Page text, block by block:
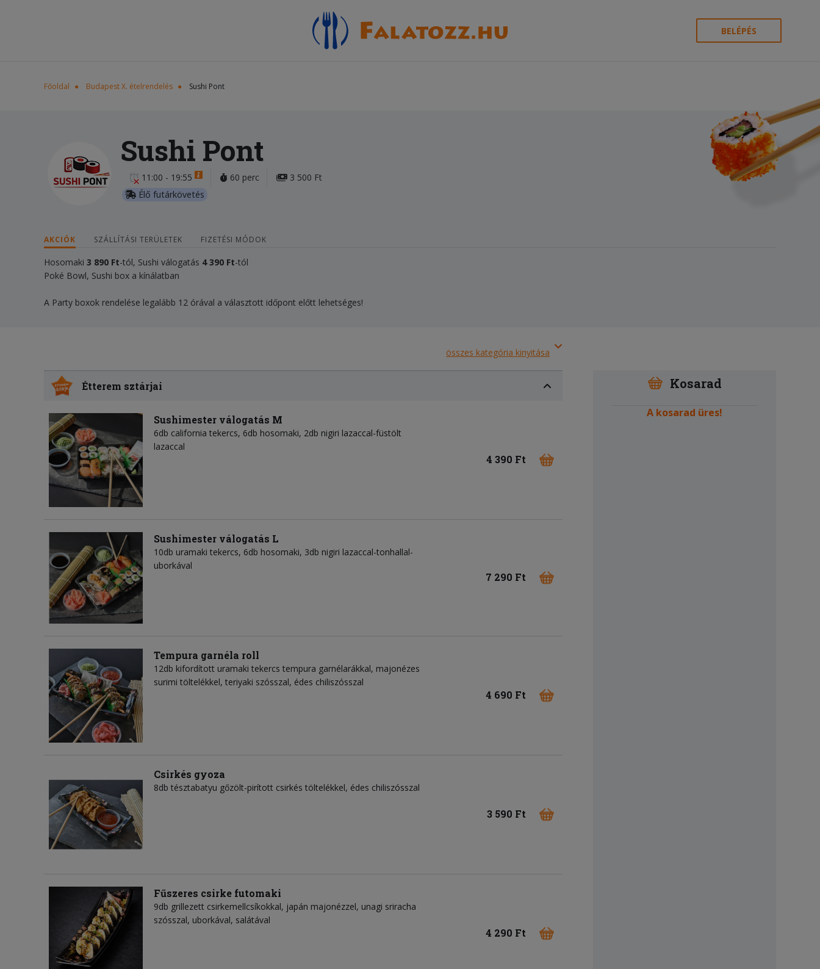
BELÉPÉS
Főoldal Budapest X. ételrendelés Sushi Pont
Sushi Pont
11:00 - 19:55 60 perc
3 500 Ft
Élő futárkövetés
AKCIÓK SZÁLLÍTÁSI TERÜLETEK FIZETÉSI MÓDOK
Hosomaki 3 890 Ft-tól, Sushi válogatás 4 390 Ft-tól
Poké Bowl, Sushi box a kínálatban
A Party boxok rendelése legalább 12 órával a választott időpont előtt lehetséges!
összes kategória kinyitása
Étterem sztárjai
Sushimester válogatás M
6db california tekercs, 6db hosomaki, 2db nigiri lazaccal-füstölt
lazaccal
4 390 Ft
Sushimester válogatás L
10db uramaki tekercs, 6db hosomaki, 3db nigiri lazaccal-tonhallal-
uborkával
7 290 Ft
Tempura garnéla roll
12db kifordított uramaki tekercs tempura garnélarákkal, majonézes
surimi töltelékkel, teriyaki szósszal, édes chiliszósszal
4 690 Ft
Csirkés gyoza
8db tésztabatyu gőzölt-pirított csirkés töltelékkel, édes chiliszósszal
3 590 Ft
Fűszeres csirke futomaki
9db grillezett csirkemellcsíkokkal, japán majonézzel, unagi sriracha
szósszal, uborkával, salátával
4 290 Ft
Kosarad
A kosarad üres!